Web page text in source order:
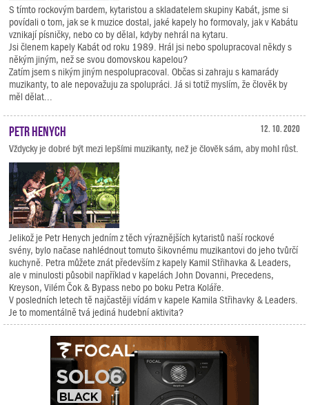
S tímto rockovým bardem, kytaristou a skladatelem skupiny Kabát, jsme si
povídali o tom, jak se k muzice dostal, jaké kapely ho formovaly, jak v Kabátu
vznikají písničky, nebo co by dělal, kdyby nehrál na kytaru.
Jsi členem kapely Kabát od roku 1989. Hrál jsi nebo spolupracoval někdy s
někým jiným, než se svou domovskou kapelou?
Zatím jsem s nikým jiným nespolupracoval. Občas si zahraju s kamarády
muzikanty, to ale nepovažuju za spolupráci. Já si totiž myslím, že člověk by
měl dělat...
12. 10. 2020
Petr Henych
Vždycky je dobré být mezi lepšími muzikanty, než je člověk sám, aby mohl růst.
Jelikož je Petr Henych jedním z těch výraznějších kytaristů naší rockové
svény, bylo načase nahlédnout tomuto šikovnému muzikantovi do jeho tvůrčí
kuchyně. Petra můžete znát především z kapely Kamil Střihavka & Leaders,
ale v minulosti působil například v kapelách John Dovanni, Precedens,
Kreyson, Vilém Čok & Bypass nebo po boku Petra Koláře.
V posledních letech tě najčastěji vídám v kapele Kamila Střihavky & Leaders.
Je to momentálně tvá jediná hudební aktivita?